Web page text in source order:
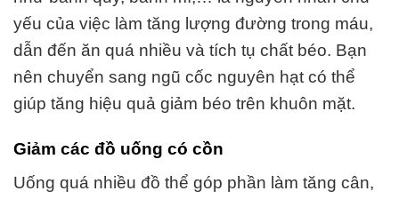
yếu của việc làm tăng lượng đường trong máu,
dẫn đến ăn quá nhiều và tích tụ chất béo. Bạn
nên chuyển sang ngũ cốc nguyên hạt có thể
giúp tăng hiệu quả giảm béo trên khuôn mặt.
Giảm các đồ uống có cồn
Uống quá nhiều đồ thể góp phần làm tăng cân,